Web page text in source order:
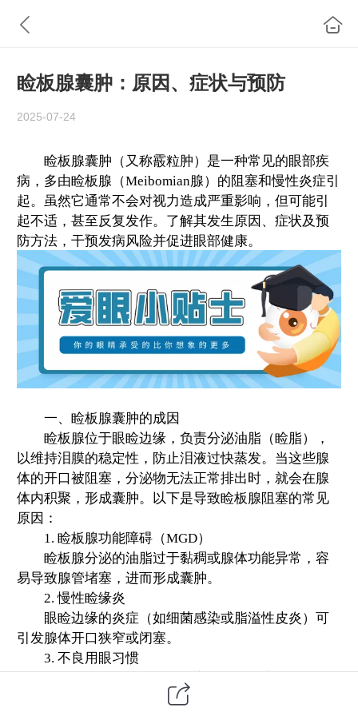
睑板腺囊肿：原因、症状与预防
2025-07-24
睑板腺囊肿（又称霰粒肿）是一种常见的眼部疾
病，多由睑板腺（Meibomian腺）的阻塞和慢性炎症引
起。虽然它通常不会对视力造成严重影响，但可能引
起不适，甚至反复发作。了解其发生原因、症状及预
防方法， 干预发病风险并促进眼部健康。
一、睑板腺囊肿的成因
睑板腺位于眼睑边缘，负责分泌油脂（睑脂），
以维持泪膜的稳定性，防止泪液过快蒸发。当这些腺
体的开口被阻塞，分泌物无法正常排出时，就会在腺
体内积聚，形成囊肿。以下是导致睑板腺阻塞的常见
原因：
1. 睑板腺功能障碍（MGD）
睑板腺分泌的油脂过于黏稠或腺体功能异常，容
易导致腺管堵塞，进而形成囊肿。
2. 慢性睑缘炎
眼睑边缘的炎症（如细菌感染或脂溢性皮炎）可
引发腺体开口狭窄或闭塞。
3. 不良用眼习惯
眼部疲劳，减少眨眼次数，使睑脂排出不畅。